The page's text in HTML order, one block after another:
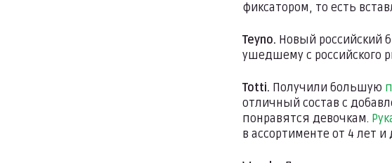
фиксатором, то есть
Teyno. Новый российский
ушедшему с российского
Totti. Получили большую
отличный состав с
понравятся девочкам.
в ассортименте от 4 лет и